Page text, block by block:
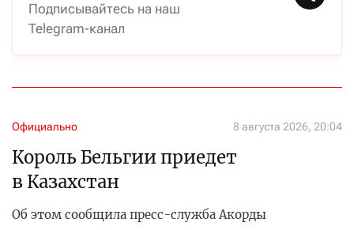
Подписывайтесь на наш
Telegram-канал
Официально 8 августа 2026, 20:04
Король Бельгии приедет
в Казахстан
Об этом сообщила пресс-служба Акорды